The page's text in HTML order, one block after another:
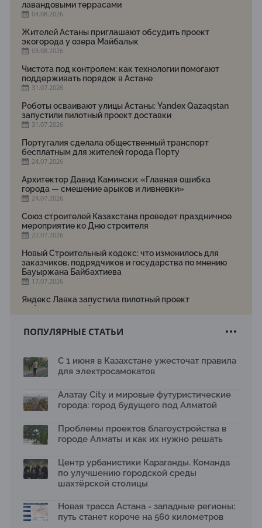
лавандовыми террасами
04.08.2026
Жителей Астаны приглашают обсудить проект
экогорода у озера Майбалык
03.08.2026
Чистота под контролем: как технологии помогают
поддерживать порядок в Астане
31.07.2026
Роботы осваивают улицы Астаны: Yandex Qazaqstan
запустили пилотный проект доставки
31.07.2026
Португалия сделала общественный транспорт
бесплатным для жителей города Порту
24.07.2026
Архитектор Давид Камински: «Главная ошибка
города — смешение арыков и ливневки»
24.07.2026
Союз строителей Казахстана проведет праздничное
мероприятие ко Дню строителя
22.07.2026
Новый Строительный кодекс: что изменилось для
заказчиков, подрядчиков и государства по мнению
Бауыржана Байбахтиева
17.07.2026
Яндекс Лавка запустила пилотный проект
рободоставки в Астане
Архитектурная премия SÄULE ARCHITEKTURPREIS
Первый Дом правительства Алматы станет главной
13.07.2026
В столичном детсаду подвели итоги акции «Таза
отходам
08.07.2026
общественных пространств
06.07.2026
температуру и здоровье людей
03.07.2026
ПОПУЛЯРНЫЕ СТАТЬИ
С 1 июня в Казахстане ужесточат правила
для электросамокатов
Алатау City и мировые футуристические
города: город будущего под Алматой
Проблемы проектов благоустройства в
городе Алматы и как их нужно решать
Центр урбанистики Караганды. Команда
по улучшению городской среды
шахтёрской столицы
Новая трасса Астана - западные регионы:
путь станет короче на 560 километров